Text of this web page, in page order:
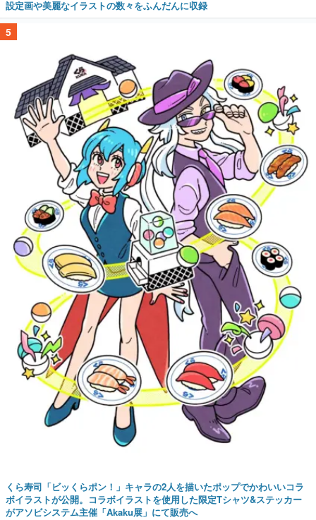
設定画や美麗なイラストの数々をふんだんに収録
5
くら寿司「ビッくらポン！」キャラの2人を描いたポップでかわいいコラ
ボイラストが公開。コラボイラストを使用した限定Tシャツ&ステッカー
がアソビシステム主催「Akaku展」にて販売へ